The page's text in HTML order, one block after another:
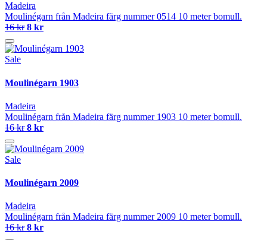
Madeira
Moulinégarn från Madeira färg nummer 0514 10 meter bomull.
16 kr 8 kr
Sale
Moulinégarn 1903
Madeira
Moulinégarn från Madeira färg nummer 1903 10 meter bomull.
16 kr 8 kr
Sale
Moulinégarn 2009
Madeira
Moulinégarn från Madeira färg nummer 2009 10 meter bomull.
16 kr 8 kr